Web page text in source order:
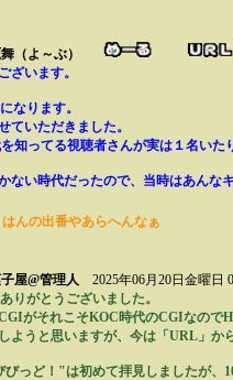
（よ～ぶ）
ざいます。
なります。
ていただきました。
知ってる視聴者さんが実は１名いた
ない時代だったので、当時はあんな
んの出番やあらへんなぁ
屋@管理人
2025年06月20日金曜日
りがとうございました。
がそれこそKOC時代のCGIなので
ようと思いますが、今は「URL」か
っど！"は初めて拝見しましたが、